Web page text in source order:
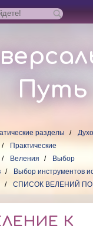
Путь
разделы
Практические
Веления
Выбор
Выбор инструментов
СПИСОК ВЕЛЕНИЙ
К